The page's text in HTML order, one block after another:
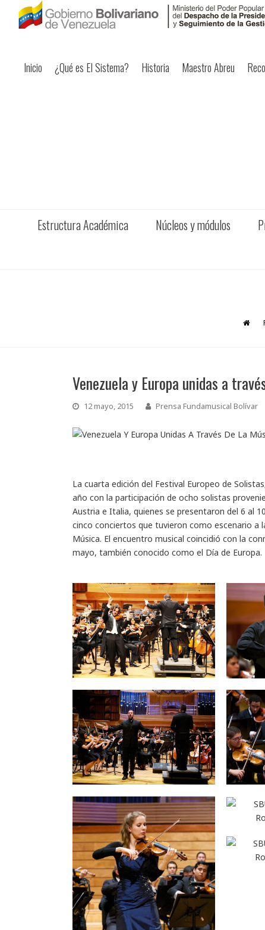
Inicio ¿Qué es El Sistema? Historia Maestro Abreu
Estructura Académica Núcleos y módulos
Venezuela y Europa unidas a
12 mayo, 2015 Prensa Fundamusical Bolívar
La cuarta edición del Festival Europeo de
año con la participación de ocho solistas
Austria e Italia, quienes se presentaron del 6 al
cinco conciertos que tuvieron como escenario a
Música. El encuentro musical coincidió con la
mayo, también conocido como el Día de Europa.